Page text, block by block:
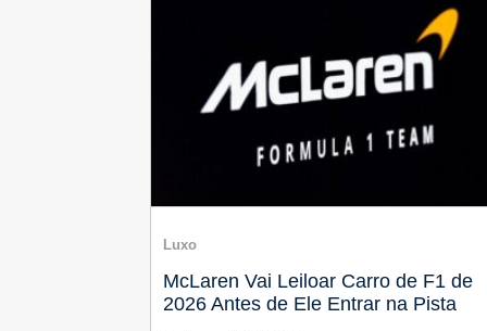
Luxo
McLaren Vai Leiloar Carro de F1 de
2026 Antes de Ele Entrar na Pista